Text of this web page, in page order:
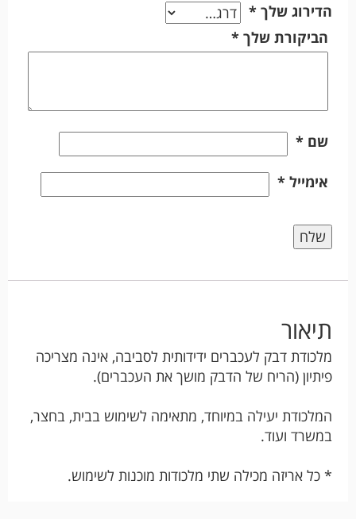
הדירוג שלך *
הביקורת שלך *
שם *
אימייל *
תיאור
מלכודת דבק לעכברים ידידותית לסביבה, אינה מצריכה
פיתיון (הריח של הדבק מושך את העכברים).
המלכודת יעילה במיוחד, מתאימה לשימוש בבית, בחצר,
במשרד ועוד.
* כל אריזה מכילה שתי מלכודות מוכנות לשימוש.